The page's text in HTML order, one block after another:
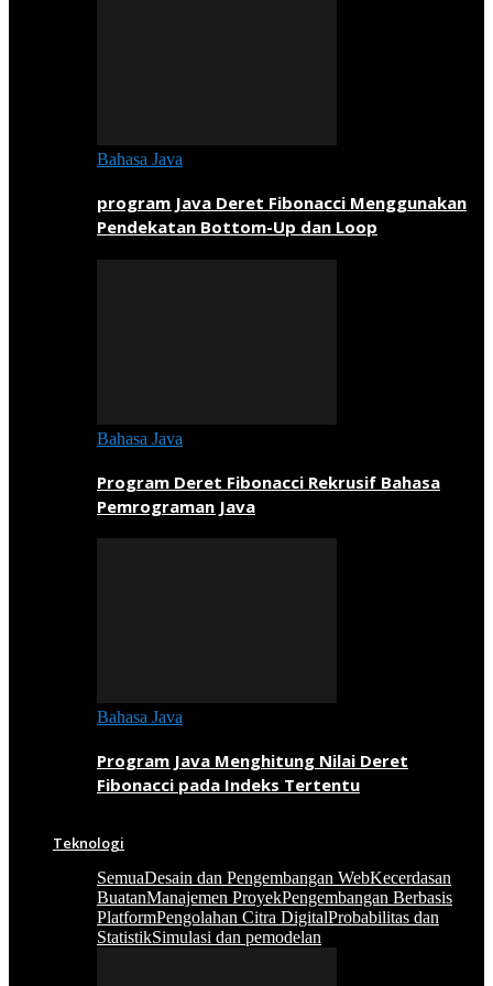
Bahasa Java
program Java Deret Fibonacci Menggunakan
Pendekatan Bottom-Up dan Loop
Bahasa Java
Program Deret Fibonacci Rekrusif Bahasa
Pemrograman Java
Bahasa Java
Program Java Menghitung Nilai Deret
Fibonacci pada Indeks Tertentu
Teknologi
SemuaDesain dan Pengembangan WebKecerdasan
BuatanManajemen ProyekPengembangan Berbasis
PlatformPengolahan Citra DigitalProbabilitas dan
StatistikSimulasi dan pemodelan